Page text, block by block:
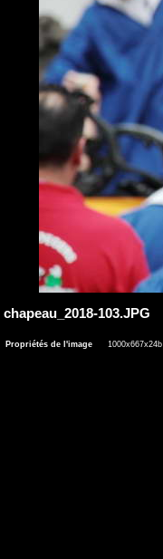
chapeau_2018-103.JPG
Propriétés de l'image 1000x667x24b